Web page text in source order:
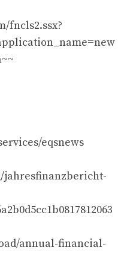
fncls2.ssx?
eqsnews
jahresfinanzbericht-
annual-financial-